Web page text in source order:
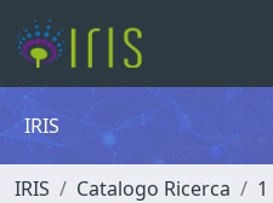
IRIS
IRIS Catalogo Ricerca